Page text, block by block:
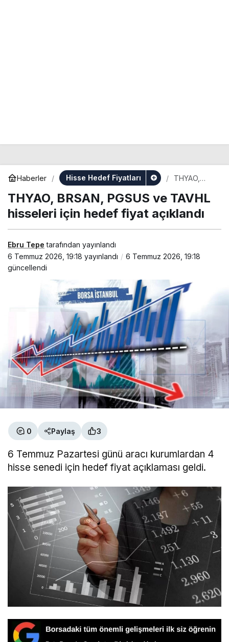
Haberler Hisse Hedef Fiyatları
THYAO,
PGSUS ve
TAVHL
hisseleri için
açıklandı
THYAO, BRSAN, PGSUS ve TAVHL
hisseleri için hedef fiyat açıklandı
Ebru Tepe tarafından yayınlandı
6 Temmuz 2026, 19:18 yayınlandı
6 Temmuz 2026, 19:18
güncellendi
0 Paylaş 3
6 Temmuz Pazartesi günü aracı kurumlardan 4
hisse senedi için hedef fiyat açıklaması geldi.